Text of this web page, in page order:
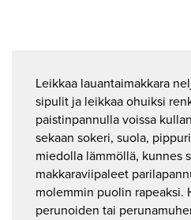
Leikkaa lauantaimakkara
sipulit ja leikkaa ohuiksi
paistinpannulla voissa
sekaan sokeri, suola,
miedolla lämmöllä, kunnes
makkaraviipaleet
molemmin puolin
perunoiden tai